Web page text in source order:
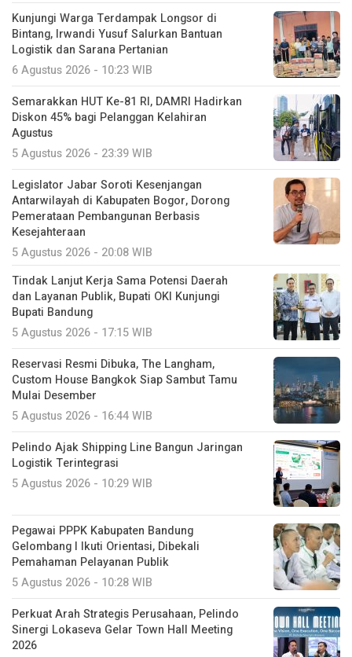
Kunjungi Warga Terdampak Longsor di
Bintang, Irwandi Yusuf Salurkan Bantuan
Logistik dan Sarana Pertanian
6 Agustus 2026 - 10:23 WIB
Semarakkan HUT Ke-81 RI, DAMRI Hadirkan
Diskon 45% bagi Pelanggan Kelahiran
Agustus
5 Agustus 2026 - 23:39 WIB
Legislator Jabar Soroti Kesenjangan
Antarwilayah di Kabupaten Bogor, Dorong
Pemerataan Pembangunan Berbasis
Kesejahteraan
5 Agustus 2026 - 20:08 WIB
Tindak Lanjut Kerja Sama Potensi Daerah
dan Layanan Publik, Bupati OKI Kunjungi
Bupati Bandung
5 Agustus 2026 - 17:15 WIB
Reservasi Resmi Dibuka, The Langham,
Custom House Bangkok Siap Sambut Tamu
Mulai Desember
5 Agustus 2026 - 16:44 WIB
Pelindo Ajak Shipping Line Bangun Jaringan
Logistik Terintegrasi
5 Agustus 2026 - 10:29 WIB
Pegawai PPPK Kabupaten Bandung
Gelombang I Ikuti Orientasi, Dibekali
Pemahaman Pelayanan Publik
5 Agustus 2026 - 10:28 WIB
Perkuat Arah Strategis Perusahaan, Pelindo
Sinergi Lokaseva Gelar Town Hall Meeting
2026